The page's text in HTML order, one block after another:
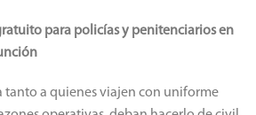
para policías y penitenciarios en
tanto a quienes viajen con uniforme